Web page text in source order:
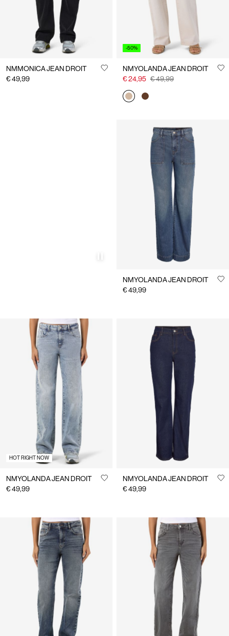
NMMONICA JEAN DROIT
€ 49,99
-50%
NMYOLANDA JEAN DROIT
€ 24,95 € 49,99
NMYOLANDA JEAN DROIT
€ 49,99
HOT RIGHT NOW
NMYOLANDA JEAN DROIT
€ 49,99
NMYOLANDA JEAN DROIT
€ 49,99